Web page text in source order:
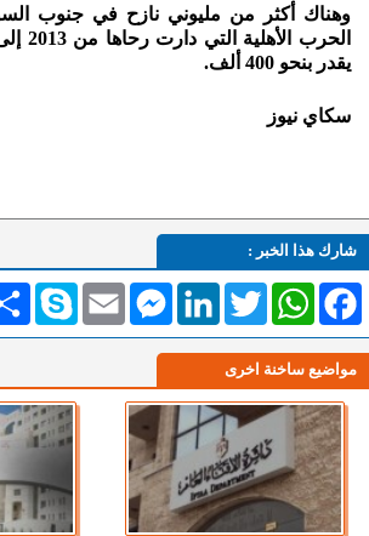
وهناك أكثر من مليوني نازح في جنوب
يقدر بنحو 400 ألف.
سكاي نيوز
شارك هذا الخبر :
انشر Skype Email
MessengerLinkedInTwitterWhatsAppFacebook
مواضيع ساخنة اخرى